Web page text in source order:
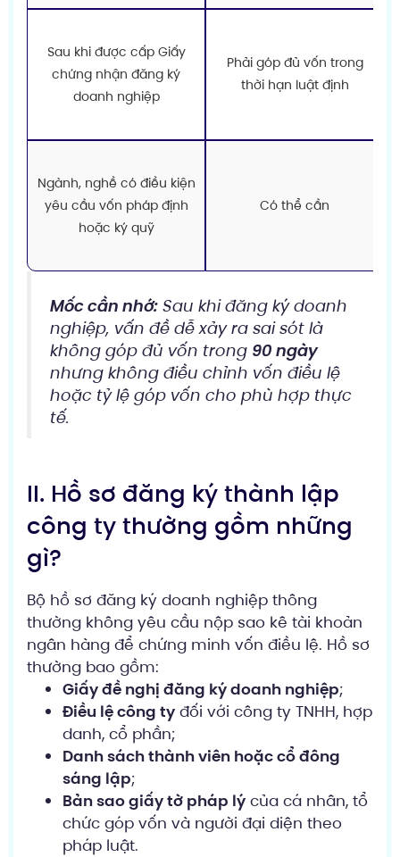
Sau khi được cấp Giấy
chứng nhận đăng ký
doanh nghiệp
Phải góp đủ vốn trong
thời hạn luật định
Ngành, nghề có điều kiện
yêu cầu vốn pháp định
hoặc ký quỹ
Có thể cần
Mốc cần nhớ:Sau khi đăng ký doanh
nghiệp, vấn đề dễ xảy ra sai sót là
không góp đủ vốn trong 90 ngày
nhưng không điều chỉnh vốn điều lệ
hoặc tỷ lệ góp vốn cho phù hợp thực
tế.
II. Hồ sơ đăng ký thành lập
công ty thường gồm những
gì?
Bộ hồ sơ đăng ký doanh nghiệp thông
thường không yêu cầu nộp sao kê tài khoản
ngân hàng để chứng minh vốn điều lệ. Hồ sơ
thường bao gồm:
Giấy đề nghị đăng ký doanh nghiệp;
Điều lệ công ty đối với công ty TNHH, hợp
danh, cổ phần;
Danh sách thành viên hoặc cổ đông
sáng lập;
Bản sao giấy tờ pháp lý của cá nhân, tổ
chức góp vốn và người đại diện theo
pháp luật.